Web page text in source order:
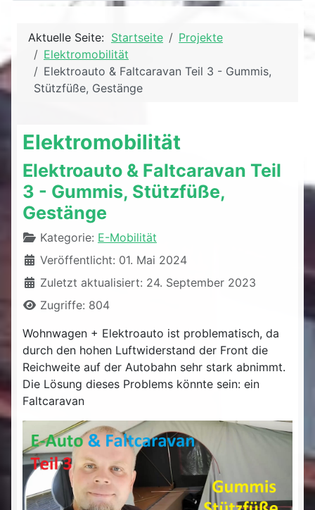
Aktuelle Seite: Startseite
Projekte
Elektromobilität
Elektroauto & Faltcaravan Teil 3 - Gummis,
Stützfüße, Gestänge
Elektromobilität
Elektroauto & Faltcaravan Teil
3 - Gummis, Stützfüße,
Gestänge
DetailsKategorie: E-Mobilität
Veröffentlicht: 01. Mai 2024
Zuletzt aktualisiert: 24. September 2023
Zugriffe: 804
Wohnwagen + Elektroauto ist problematisch, da
durch den hohen Luftwiderstand der Front die
Reichweite auf der Autobahn sehr stark abnimmt.
Die Lösung dieses Problems könnte sein: ein
Faltcaravan